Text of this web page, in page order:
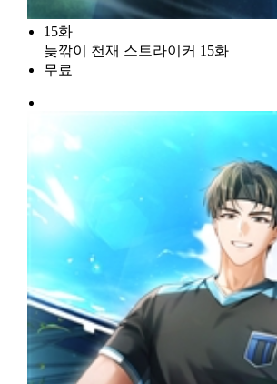
15화
늦깎이 천재 스트라이커 15화
무료